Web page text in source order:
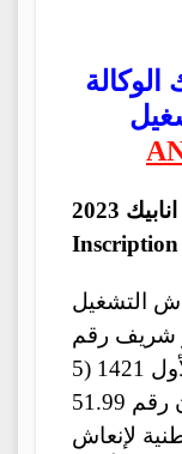
انابيك 2023
Inscription
التشغيل
شريف رقم
1.00.220 صادر في 2 ربيع الأول 1421 (5
يونيو 2000) بتنفيذ القانون رقم 51.99
لإنعاش